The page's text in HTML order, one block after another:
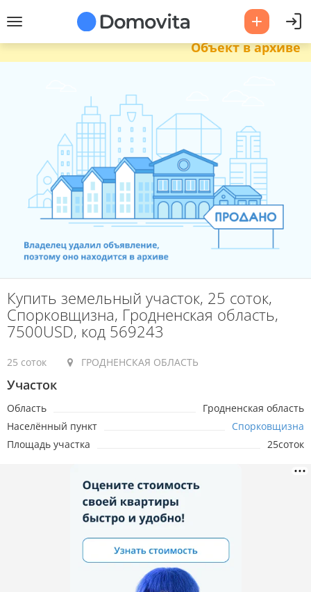
Объект в архиве
Купить земельный участок, 25 соток,
Спорковщизна, Гродненская область,
7500USD, код 569243
25 соток ГРОДНЕНСКАЯ ОБЛАСТЬ
Участок
Область
Гродненская область
Населённый пункт
Спорковщизна
Площадь участка
25соток